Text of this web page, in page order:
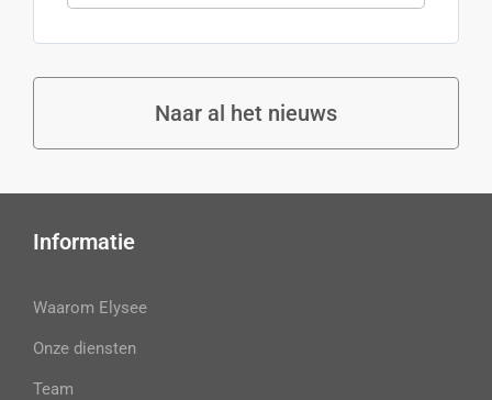
Naar al het nieuws
Informatie
Waarom Elysee
Onze diensten
Team